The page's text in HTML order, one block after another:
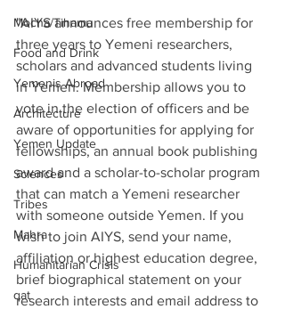
Mocha/Tihama
Food and Drink
Yemenis Abroad
Architecture
Yemen Update
Sciences
Tribes
Mahra
Humanitarian Crisis
qat
"AIYS announces free membership for
three years to Yemeni researchers,
scholars and advanced students living
in Yemen. Membership allows you to
vote in the election of officers and be
aware of opportunities for applying for
fellowships, an annual book publishing
award and a scholar-to-scholar program
that can match a Yemeni researcher
with someone outside Yemen. If you
wish to join AIYS, send your name,
affiliation or highest education degree,
brief biographical statement on your
research interests and email address to